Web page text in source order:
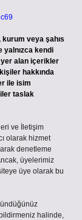
veya şahıs
yalnızca kendi
yer alan içerikler
hakkında
ile isim
taslak
ve İletişim
olarak hizmet
denetleme
üyelerimiz
üye olarak bu
halinde,